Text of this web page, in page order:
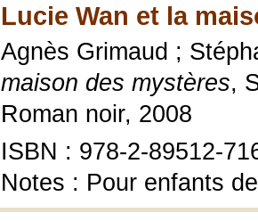
Lucie Wan et la
Agnès Grimaud ;
maison des mystères,
Roman noir, 2008
ISBN : 978-2-89512-
Notes : Pour enfants